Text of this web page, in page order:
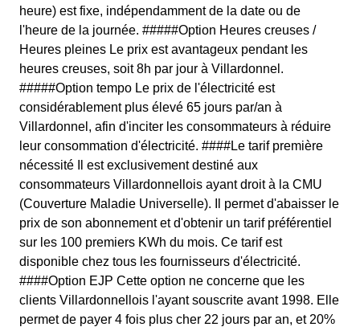
heure) est fixe, indépendamment de la date ou de
l'heure de la journée. #####Option Heures creuses /
Heures pleines Le prix est avantageux pendant les
heures creuses, soit 8h par jour à Villardonnel.
#####Option tempo Le prix de l'électricité est
considérablement plus élevé 65 jours par/an à
Villardonnel, afin d'inciter les consommateurs à réduire
leur consommation d'électricité. ####Le tarif première
nécessité Il est exclusivement destiné aux
consommateurs Villardonnellois ayant droit à la CMU
(Couverture Maladie Universelle). Il permet d'abaisser le
prix de son abonnement et d'obtenir un tarif préférentiel
sur les 100 premiers KWh du mois. Ce tarif est
disponible chez tous les fournisseurs d'électricité.
####Option EJP Cette option ne concerne que les
clients Villardonnellois l'ayant souscrite avant 1998. Elle
permet de payer 4 fois plus cher 22 jours par an, et 20%